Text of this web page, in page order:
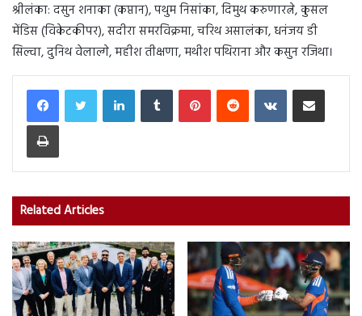
श्रीलंका: दसुन शनाका (कप्तान),​​​​​ पथुम निसांका, दिमुथ करुणारत्ने, कुसल
मेंडिस (विकेटकीपर), सदीरा समरविक्रमा, चरिथ असालंका, धनंजय डी
सिल्वा, दुनिथ वेलाल्गे, महीश तीक्षणा, मथीश पथिराना और कसुन रजिथा।
LinkedInTumblr PinterestReddit VKontakteShare via Email
Print
Related Articles